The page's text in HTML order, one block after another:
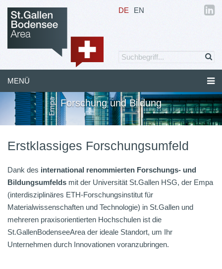
DE EN
MENÜ
Forschung und Bildung
Erstklassiges Forschungsumfeld
Dank des international renommierten Forschungs- und
Bildungsumfelds mit der Universität St.Gallen HSG, der Empa
(interdisziplinäres ETH-Forschungsinstitut für
Materialwissenschaften und Technologie) in St.Gallen und
mehreren praxisorientierten Hochschulen ist die
St.GallenBodenseeArea der ideale Standort, um Ihr
Unternehmen durch Innovationen voranzubringen.